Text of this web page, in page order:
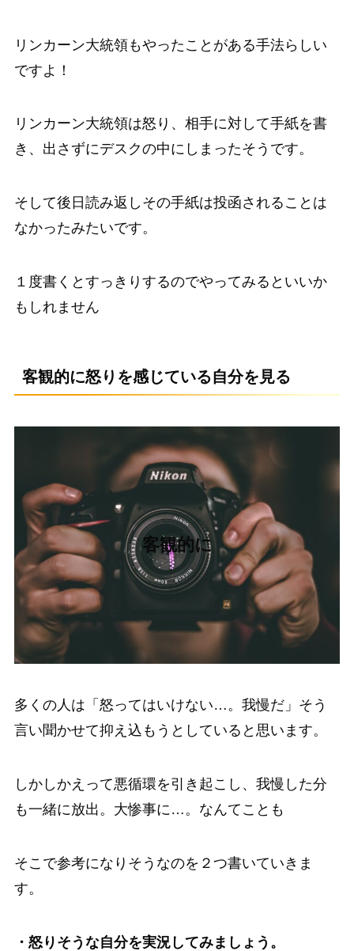
リンカーン大統領もやったことがある手法らしい
ですよ！
リンカーン大統領は怒り、相手に対して手紙を書
き、出さずにデスクの中にしまったそうです。
そして後日読み返しその手紙は投函されることは
なかったみたいです。
１度書くとすっきりするのでやってみるといいか
もしれません
客観的に怒りを感じている自分を見る
客観的に
多くの人は「怒ってはいけない…。我慢だ」そう
言い聞かせて抑え込もうとしていると思います。
しかしかえって悪循環を引き起こし、我慢した分
も一緒に放出。大惨事に…。なんてことも
そこで参考になりそうなのを２つ書いていきま
す。
・怒りそうな自分を実況してみましょう。